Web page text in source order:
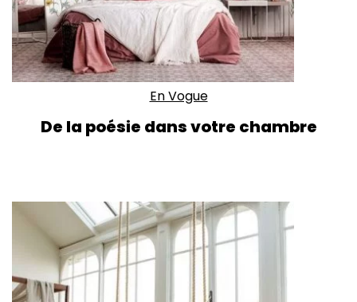
En Vogue
De la poésie dans votre chambre